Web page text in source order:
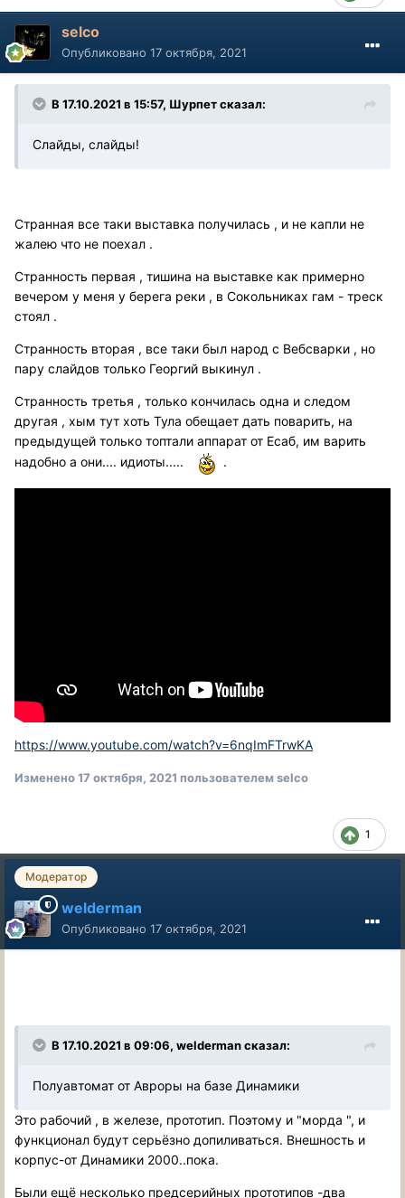
selco
Опубликовано 17 октября, 2021
В 17.10.2021 в 15:57, Шурпет сказал:
Слайды, слайды!
Странная все таки выставка получилась , и не капли не
жалею что не поехал .
Странность первая , тишина на выставке как примерно
вечером у меня у берега реки , в Сокольниках гам - треск
стоял .
Странность вторая , все таки был народ с Вебсварки , но
пару слайдов только Георгий выкинул .
Странность третья , только кончилась одна и следом
другая , хым тут хоть Тула обещает дать поварить, на
предыдущей только топтали аппарат от Есаб, им варить
надобно а они.... идиоты.....
.
https://www.youtube.com/watch?v=6nqImFTrwKA
Изменено17 октября, 2021 пользователем selco
1
Модератор
welderman
Опубликовано 17 октября, 2021
В 17.10.2021 в 09:06, welderman сказал:
Полуавтомат от Авроры на базе Динамики
Это рабочий , в железе, прототип. Поэтому и "морда ", и
функционал будут серьёзно допиливаться. Внешность и
корпус-от Динамики 2000..пока.
Были ещё несколько предсерийных прототипов -два